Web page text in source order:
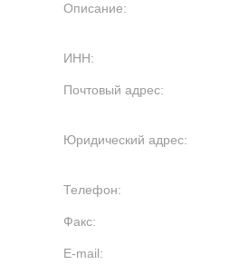
Описание:
ИНН:
Почтовый адрес:
Юридический адрес:
Телефон:
Факс:
E-mail: